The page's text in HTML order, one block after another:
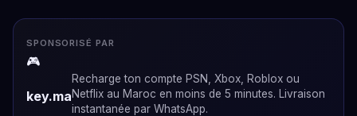
SPONSORISÉ PAR
🎮
key.ma
Recharge ton compte PSN, Xbox, Roblox ou
Netflix au Maroc en moins de 5 minutes. Livraison
instantanée par WhatsApp.